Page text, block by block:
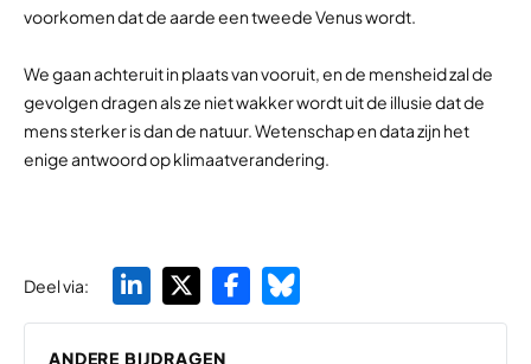
voorkomen dat de aarde een tweede Venus wordt.
We gaan achteruit in plaats van vooruit, en de mensheid zal de
gevolgen dragen als ze niet wakker wordt uit de illusie dat de
mens sterker is dan de natuur. Wetenschap en data zijn het
enige antwoord op klimaatverandering.
Deel via:
ANDERE BIJDRAGEN